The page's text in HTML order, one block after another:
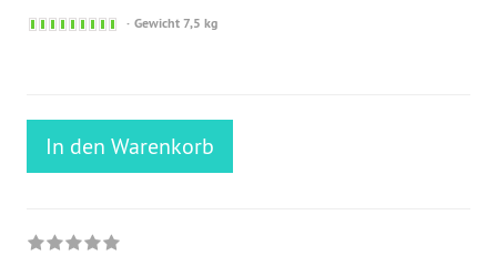
Sofort
Gewicht 7,5 kg
In den Warenkorb